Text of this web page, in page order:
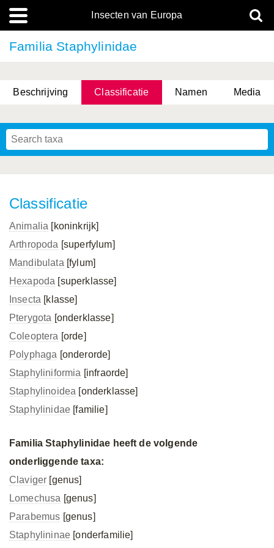
Insecten van Europa
Familia Staphylinidae
Beschrijving Classificatie Namen Media
Classificatie
Animalia [koninkrijk]
Arthropoda [superfylum]
Mandibulata [fylum]
Hexapoda [superklasse]
Insecta [klasse]
Pterygota [onderklasse]
Coleoptera [orde]
Polyphaga [onderorde]
Staphyliniformia [infraorde]
Staphylinoidea [onderklasse]
Staphylinidae [familie]
Familia Staphylinidae heeft de volgende
onderliggende taxa:
Claviger [genus]
Lomechusa [genus]
Parabemus [genus]
Staphylininae [onderfamilie]